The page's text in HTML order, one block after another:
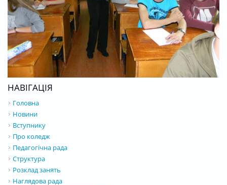
НАВІГАЦІЯ
Головна
Новини
Вступнику
Про коледж
Педагогічна рада
Структура
Розклад занять
Наглядова рада